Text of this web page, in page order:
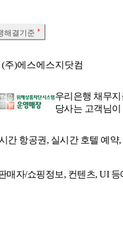
해결기준
주)에스에스지닷컴
우리은행 채무지
당사는 고객님
간 항공권, 실시간 호텔 예
매자/쇼핑정보, 컨텐츠, UI